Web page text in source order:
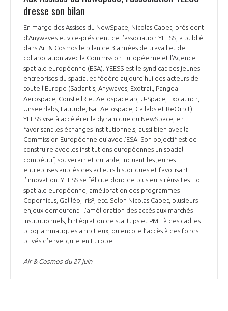
dresse son bilan
En marge des Assises du NewSpace, Nicolas Capet, président
d’Anywaves et vice-président de l’association YEESS, a publié
dans Air & Cosmos le bilan de 3 années de travail et de
collaboration avec la Commission Européenne et l’Agence
spatiale européenne (ESA). YEESS est le syndicat des jeunes
entreprises du spatial et fédère aujourd’hui des acteurs de
toute l’Europe (Satlantis, Anywaves, Exotrail, Pangea
Aerospace, ConstellR et Aerospacelab, U-Space, Exolaunch,
Unseenlabs, Latitude, Isar Aerospace, Cailabs et ReOrbit).
YEESS vise à accélérer la dynamique du NewSpace, en
favorisant les échanges institutionnels, aussi bien avec la
Commission Européenne qu’avec l’ESA. Son objectif est de
construire avec les institutions européennes un spatial
compétitif, souverain et durable, incluant les jeunes
entreprises auprès des acteurs historiques et favorisant
l’innovation. YEESS se félicite donc de plusieurs réussites : loi
spatiale européenne, amélioration des programmes
Copernicus, Galiléo, Iris², etc. Selon Nicolas Capet, plusieurs
enjeux demeurent : l’amélioration des accès aux marchés
institutionnels, l’intégration de startups et PME à des cadres
programmatiques ambitieux, ou encore l’accès à des fonds
privés d’envergure en Europe.
Air & Cosmos du 27 juin